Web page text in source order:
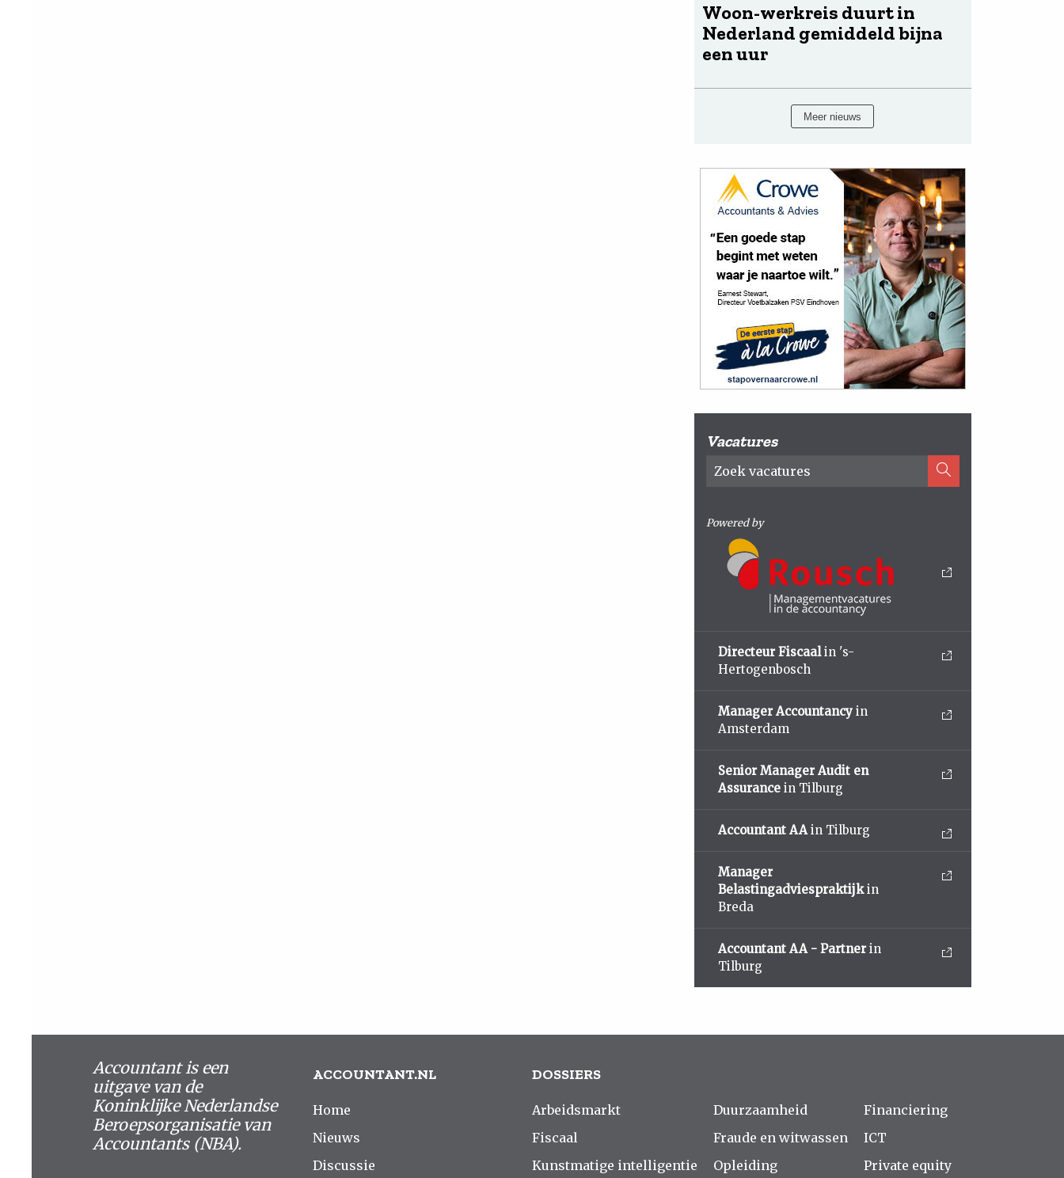
Woon-werkreis duurt in
Nederland gemiddeld bijna
een uur
Meer nieuws
Vacatures
Powered by
Directeur Fiscaalin 's-
Hertogenbosch
Manager Accountancy in
Amsterdam
Senior Manager Audit en
Assurance in Tilburg
Accountant AAin Tilburg
Manager
Belastingadviespraktijkin
Breda
Accountant AA - Partner in
Tilburg
Accountant is een
uitgave van de
Koninklijke Nederlandse
Beroepsorganisatie van
Accountants (NBA).
ACCOUNTANT.NL
Home
Nieuws
Discussie
DOSSIERS
Arbeidsmarkt
Fiscaal
Kunstmatige intelligentie
Duurzaamheid
Fraude en witwassen
Opleiding
Financiering
ICT
Private equity